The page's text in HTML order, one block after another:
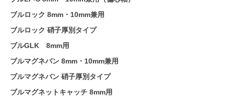
ブルロック 8mm・10mm兼用
ブルロック 硝子厚別タイプ
ブルGLK 8mm用
ブルマグネバン 8mm・10mm兼用
ブルマグネバン 硝子厚別タイプ
ブルマグネットキャッチ 8mm用